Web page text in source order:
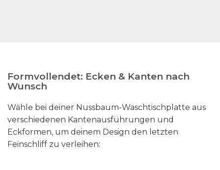
Formvollendet: Ecken & Kanten nach
Wunsch
Wähle bei deiner Nussbaum-Waschtischplatte aus
verschiedenen Kantenausführungen und
Eckformen, um deinem Design den letzten
Feinschliff zu verleihen: